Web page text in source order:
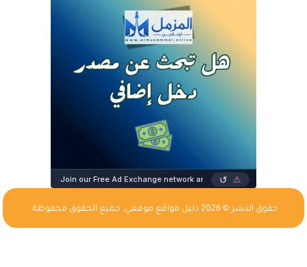
حقوق النشر © 2026 دليل مواقع موقعي , جميع الحقوق محفوظة.